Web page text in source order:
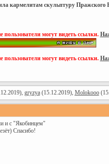
кармелитам скульптуру
пользователи могут видеть ссылки.
пользователи могут видеть ссылки.
gryzya(15.12.2019), Molokooo
и с "Якобинцем"
Спасибо!